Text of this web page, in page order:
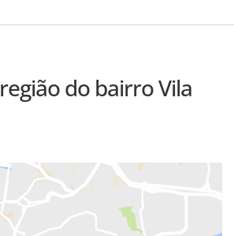
do bairro Vila